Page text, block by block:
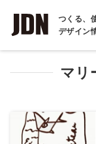
つくる、
デザイン
インタビュー
REPORT
COLUMN
コラム
マリ